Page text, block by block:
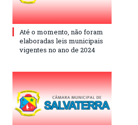
Até o momento, não foram
elaboradas leis municipais
vigentes no ano de 2024